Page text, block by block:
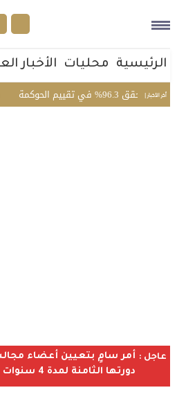
الرئيسية محليات الأخبار
أخر الأخبار | وزير الحوكمة
عاجل : أمر سامٍ بتعيين أعضاء
دورتها الثامنة لمدة 4 سنوات